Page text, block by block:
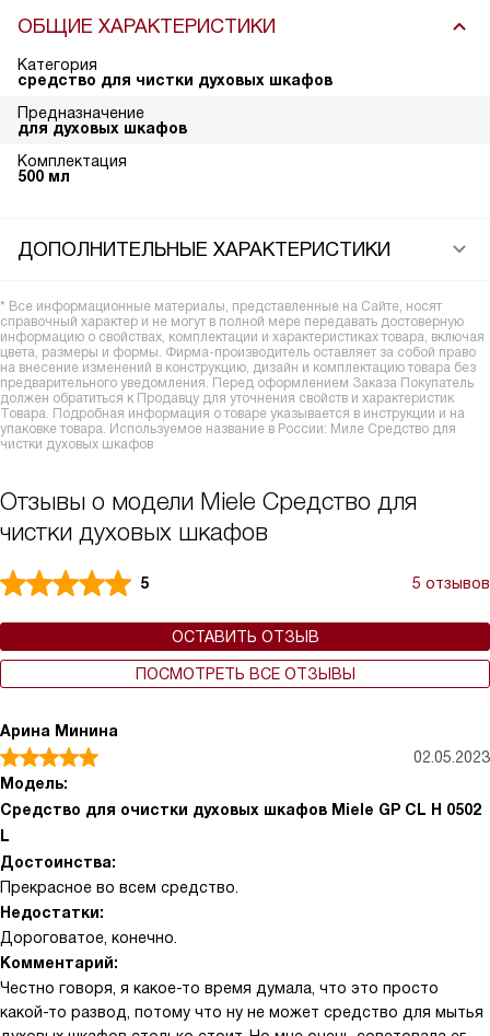
ОБЩИЕ ХАРАКТЕРИСТИКИ
Категория
средство для чистки духовых шкафов
Предназначение
для духовых шкафов
Комплектация
500 мл
ДОПОЛНИТЕЛЬНЫЕ ХАРАКТЕРИСТИКИ
* Все информационные материалы, представленные на Сайте, носят
справочный характер и не могут в полной мере передавать достоверную
информацию о свойствах, комплектации и характеристиках товара, включая
цвета, размеры и формы. Фирма-производитель оставляет за собой право
на внесение изменений в конструкцию, дизайн и комплектацию товара без
предварительного уведомления. Перед оформлением Заказа Покупатель
должен обратиться к Продавцу для уточнения свойств и характеристик
Товара. Подробная информация о товаре указывается в инструкции и на
упаковке товара. Используемое название в России: Миле Средство для
чистки духовых шкафов
Отзывы о модели Miele Средство для
чистки духовых шкафов
5 5 отзывов
ОСТАВИТЬ ОТЗЫВ
ПОСМОТРЕТЬ ВСЕ ОТЗЫВЫ
Арина Минина
02.05.2023
Модель:
Средство для очистки духовых шкафов Miele GP CL H 0502
L
Достоинства:
Прекрасное во всем средство.
Недостатки:
Дороговатое, конечно.
Комментарий:
Честно говоря, я какое-то время думала, что это просто
какой-то развод, потому что ну не может средство для мытья